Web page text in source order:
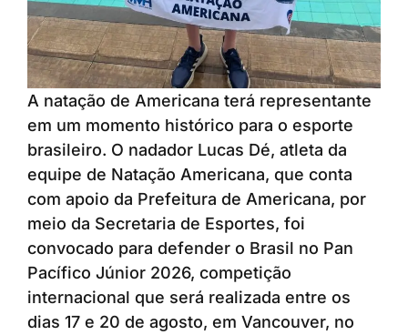
A natação de Americana terá representante
em um momento histórico para o esporte
brasileiro. O nadador Lucas Dé, atleta da
equipe de Natação Americana, que conta
com apoio da Prefeitura de Americana, por
meio da Secretaria de Esportes, foi
convocado para defender o Brasil no Pan
Pacífico Júnior 2026, competição
internacional que será realizada entre os
dias 17 e 20 de agosto, em Vancouver, no